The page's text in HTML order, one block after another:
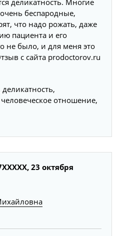
деликатность. Многие
беспародные,
что надо рожать, даже
пациента и его
не было, и для меня это
с сайта prodoctorov.ru
отношение,
23 октября